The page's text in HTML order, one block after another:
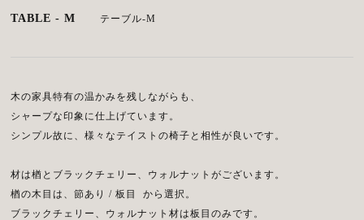
TABLE - M テーブル-M
木の家具特有の温かみを残しながらも、
シャープな印象に仕上げています。
シンプル故に、様々なテイストの椅子と相性が良いです。
材は楢とブラックチェリー、ウォルナットがございます。
楢の木目は、節あり / 板目 から選択。
ブラックチェリー、ウォルナット材は板目のみです。